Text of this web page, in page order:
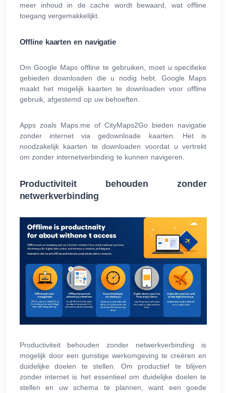
meer inhoud in de cache wordt bewaard, wat offline
toegang vergemakkelijkt.
Offline kaarten en navigatie
Om Google Maps offline te gebruiken, moet u specifieke
gebieden downloaden die u nodig hebt. Google Maps
maakt het mogelijk kaarten te downloaden voor offline
gebruik, afgestemd op uw behoeften.
Apps zoals Maps.me of CityMaps2Go bieden navigatie
zonder internet via gedownloade kaarten. Het is
noodzakelijk kaarten te downloaden voordat u vertrekt
om zonder internetverbinding te kunnen navigeren.
Productiviteit behouden zonder
netwerkverbinding
Productiviteit behouden zonder netwerkverbinding is
mogelijk door een gunstige werkomgeving te creëren en
duidelijke doelen te stellen. Om productief te blijven
zonder internet is het essentieel om duidelijke doelen te
stellen en uw schema te plannen, want een goede